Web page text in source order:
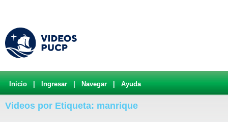
Inicio Ingresar Navegar Ayuda
Videos por Etiqueta: manrique